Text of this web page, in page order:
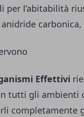
per l’abitabilità
Effettivi
tutti gli ambienti
completamente